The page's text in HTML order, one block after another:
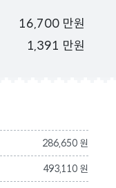
16,700 만원
1,391 만원
286,650 원
493,110 원